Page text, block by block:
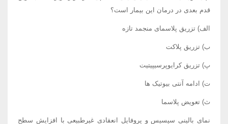
قدم بعدی در درمان این بیمار است؟
الف) تزریق پلاسمای منجمد تازه
ب) تزریق پلاکت
پ) تزریق کرایوپرسیپیتیت
ت) ادامه آنتی بیوتیک ها
ث) تعویض پلاسما
نمای بالینی سپسیس و پروفایل انعقادی غیرطبیعی با افزایش سطح